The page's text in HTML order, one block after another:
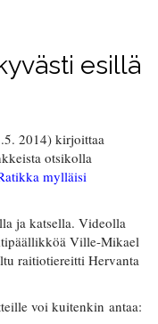
esillä
2014) kirjoittaa
otsikolla
mylläisi
ja katsella. Videolla
Ville-Mikael
raitiotiereitti Hervanta
voi kuitenkin antaa: